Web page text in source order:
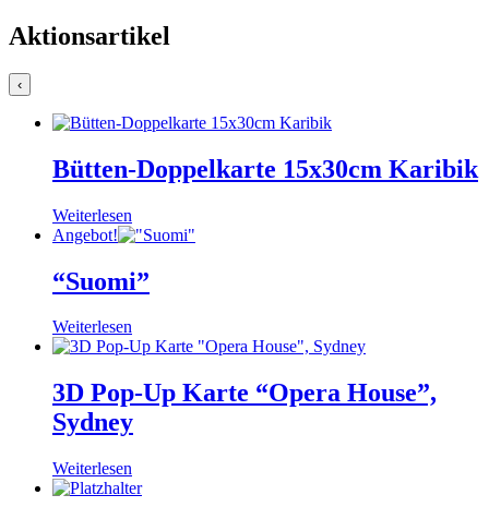
Aktionsartikel
‹
Bütten-Doppelkarte 15x30cm Karibik
Weiterlesen
Angebot!
“Suomi”
Weiterlesen
3D Pop-Up Karte “Opera House”,
Sydney
Weiterlesen